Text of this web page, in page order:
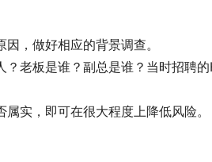
，做好相应的背景调查。
老板是谁？副总是谁？当时招聘
实，即可在很大程度上降低风险。